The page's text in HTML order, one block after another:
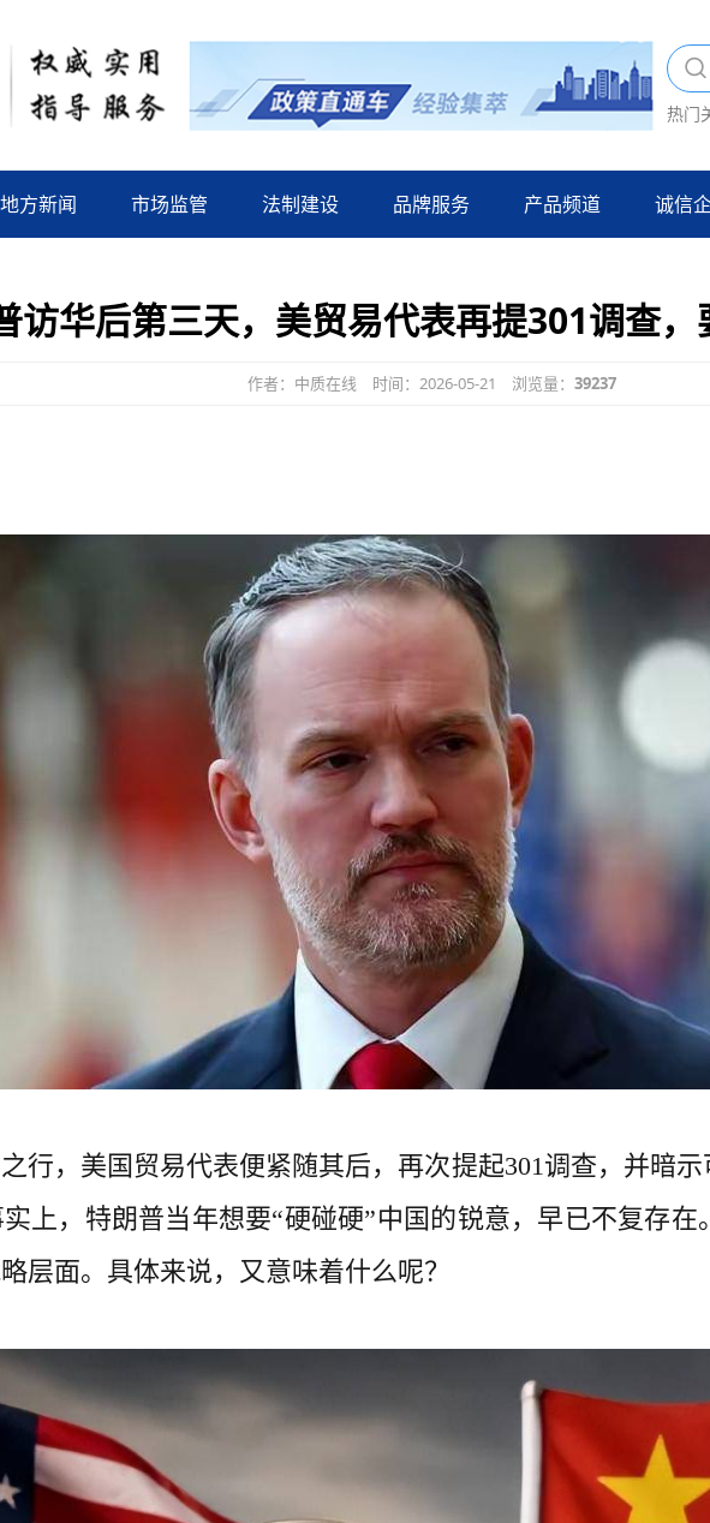
热门
地方新闻 市场监管 法制建设 品牌服务 产品频道 诚信
访华后第三天，美贸易代表再提301调查，
作者：中质在线 时间：2026-05-21 浏览量： 39237
行，美国贸易代表便紧随其后，再次提起301调查，并暗
上，特朗普当年想要“硬碰硬”中国的锐意，早已不复存
层面。具体来说，又意味着什么呢？